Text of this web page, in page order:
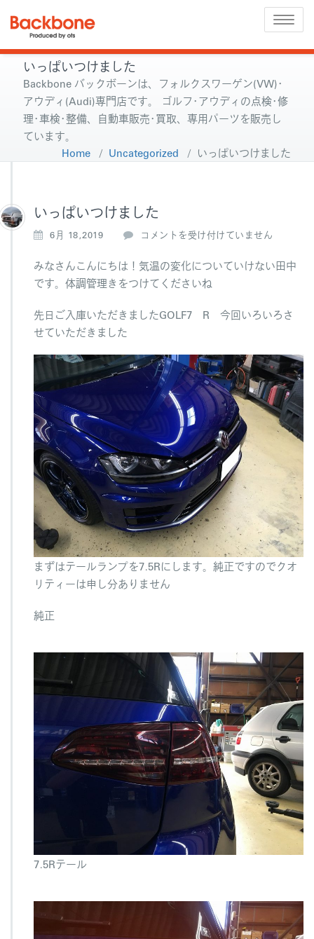
Toggle
いっぱいつけました
Backbone バックボーンは、フォルクスワーゲン(VW)･
アウディ(Audi)専門店です。 ゴルフ･アウディの点検･修
理･車検･整備、自動車販売･買取、専用パーツを販売し
ています。
Home / Uncategorized / いっぱいつけました
いっぱいつけました
6月 18,2019
い
ぱ
い
つ
ま
は
コメントを受け付けていません
みなさんこんにちは！気温の変化についていけない田中
です。体調管理きをつけてくださいね
先日ご入庫いただきましたGOLF7 R 今回いろいろさ
せていただきました
まずはテールランプを7.5Rにします。純正ですのでクオ
リティーは申し分ありません
純正
7.5Rテール